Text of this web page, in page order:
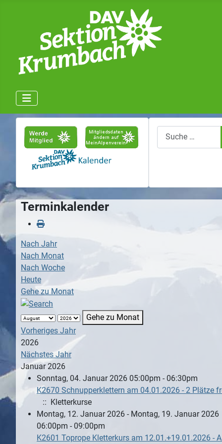
Terminkalender
Nach Jahr
Nach Monat
Nach Woche
Heute
Gehe zu Monat
Gehe zu Monat
Vorheriges Jahr
2026
Nächstes Jahr
Januar 2026
Sonntag, 04. Januar 2026 05:00pm - 06:30pm
K2670 Schnupperklettern am 04.01.2026 - 2 Plätze
:: Kletterkurse
Montag, 12. Januar 2026 - Montag, 19. Januar 2026
06:00pm - 09:00pm
K2601 Toprope Kletterkurs am 12.01.+19.01.2026 -